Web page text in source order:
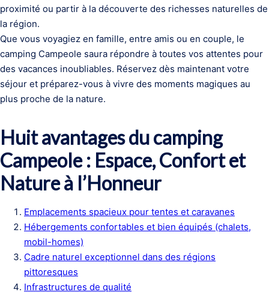
proximité ou partir à la découverte des richesses naturelles de
la région.
Que vous voyagiez en famille, entre amis ou en couple, le
camping Campeole saura répondre à toutes vos attentes pour
des vacances inoubliables. Réservez dès maintenant votre
séjour et préparez-vous à vivre des moments magiques au
plus proche de la nature.
Huit avantages du camping
Campeole : Espace, Confort et
Nature à l’Honneur
Emplacements spacieux pour tentes et caravanes
Hébergements confortables et bien équipés (chalets,
mobil-homes)
Cadre naturel exceptionnel dans des régions
pittoresques
Infrastructures de qualité